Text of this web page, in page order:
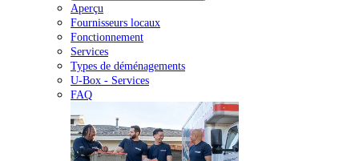
Aperçu
Fournisseurs locaux
Fonctionnement
Services
Types de déménagements
U-Box - Services
FAQ